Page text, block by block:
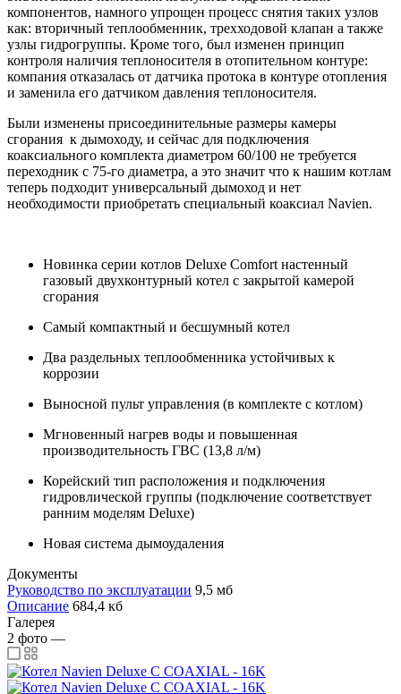
компонентов, намного упрощен процесс снятия таких узлов
как: вторичный теплообменник, трехходовой клапан а также
узлы гидрогруппы. Кроме того, был изменен принцип
контроля наличия теплоносителя в отопительном контуре:
компания отказалась от датчика протока в контуре отопления
и заменила его датчиком давления теплоносителя.
Были изменены присоединительные размеры камеры
сгорания к дымоходу, и сейчас для подключения
коаксиального комплекта диаметром 60/100 не требуется
переходник с 75-го диаметра, а это значит что к нашим котлам
теперь подходит универсальный дымоход и нет
необходимости приобретать специальный коаксиал Navien.
Новинка серии котлов Deluxe Comfort настенный
газовый двухконтурный котел с закрытой камерой
сгорания
Самый компактный и бесшумный котел
Два раздельных теплообменника устойчивых к
коррозии
Выносной пульт управления (в комплекте с котлом)
Мгновенный нагрев воды и повышенная
производительность ГВС (13,8 л/м)
Корейский тип расположения и подключения
гидровлической группы (подключение соответствует
ранним моделям Deluxe)
Новая система дымоудаления
Документы
Руководство по эксплуатации 9,5 мб
Описание 684,4 кб
Галерея
2 фото —